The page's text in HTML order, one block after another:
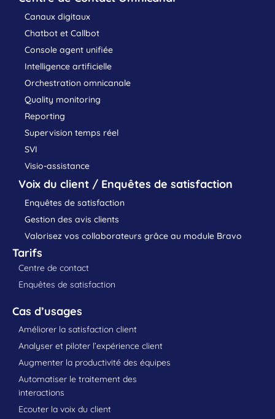
Canaux digitaux
Chatbot et Callbot
Console agent unifiée
Intelligence artificielle
Orchestration omnicanale
Quality monitoring
Reporting
Supervision temps réel
SVI
Visio-assistance
Voix du client / Enquêtes de satisfaction
Enquêtes de satisfaction
Gestion des avis clients
Valorisez vos collaborateurs grâce au module Bravo
Tarifs
Centre de contact
Enquêtes de satisfaction
Cas d’usages
Améliorer la satisfaction client
Analyser et piloter l’expérience client
Augmenter la productivité des équipes
Automatiser le traitement des
interactions
Ecouter la voix du client